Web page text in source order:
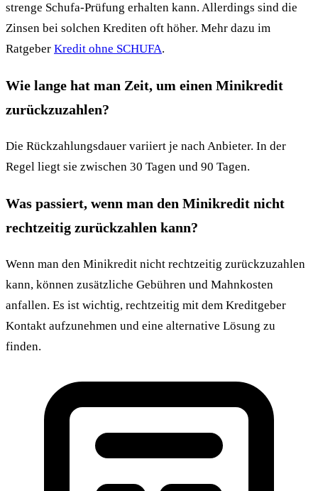
strenge Schufa-Prüfung erhalten kann. Allerdings sind die
Zinsen bei solchen Krediten oft höher. Mehr dazu im
Ratgeber Kredit ohne SCHUFA.
Wie lange hat man Zeit, um einen Minikredit
zurückzuzahlen?
Die Rückzahlungsdauer variiert je nach Anbieter. In der
Regel liegt sie zwischen 30 Tagen und 90 Tagen.
Was passiert, wenn man den Minikredit nicht
rechtzeitig zurückzahlen kann?
Wenn man den Minikredit nicht rechtzeitig zurückzuzahlen
kann, können zusätzliche Gebühren und Mahnkosten
anfallen. Es ist wichtig, rechtzeitig mit dem Kreditgeber
Kontakt aufzunehmen und eine alternative Lösung zu
finden.